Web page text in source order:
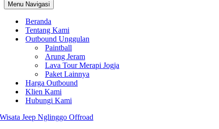
Menu Navigasi
Beranda
Tentang Kami
Outbound Unggulan
Paintball
Arung Jeram
Lava Tour Merapi Jogja
Paket Lainnya
Harga Outbound
Klien Kami
Hubungi Kami